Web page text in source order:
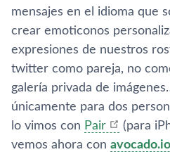
mensajes en el idioma que
crear emoticonos
expresiones de nuestros
twitter como pareja, no
galerí­a privada de
únicamente para dos
lo vimos con Pair
(para
vemos ahora con avocado.io